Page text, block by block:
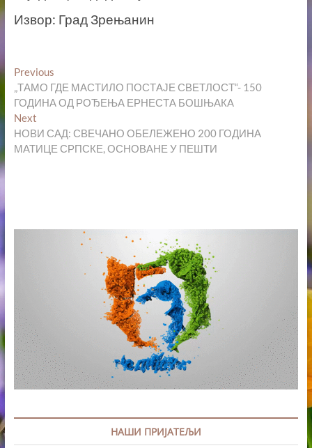
Извор: Град Зрењанин
Кретање
чланка
PreviousPrevious
post:
„ТАМО ГДЕ МАСТИЛО ПОСТАЈЕ СВЕТЛОСТ“- 150
ГОДИНА ОД РОЂЕЊА ЕРНЕСТА БОШЊАКА
NextNext
post:
НОВИ САД: СВЕЧАНО ОБЕЛЕЖЕНО 200 ГОДИНА
МАТИЦЕ СРПСКЕ, ОСНОВАНЕ У ПЕШТИ
НАШИ ПРИЈАТЕЉИ